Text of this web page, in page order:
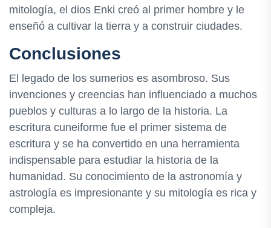
mitología, el dios Enki creó al primer hombre y le
enseñó a cultivar la tierra y a construir ciudades.
Conclusiones
El legado de los sumerios es asombroso. Sus
invenciones y creencias han influenciado a muchos
pueblos y culturas a lo largo de la historia. La
escritura cuneiforme fue el primer sistema de
escritura y se ha convertido en una herramienta
indispensable para estudiar la historia de la
humanidad. Su conocimiento de la astronomía y
astrología es impresionante y su mitología es rica y
compleja.